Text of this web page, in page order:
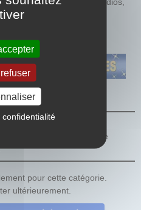
réalisés.
d'évènement
rubriques :
EN PARLENT" par date
pour cette catégorie.
ultérieurement.
confidentialité